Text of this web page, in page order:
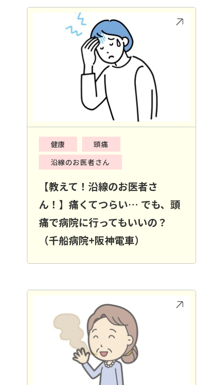
健康
頭痛
沿線のお医者さん
【教えて！沿線のお医者さ
ん！】痛くてつらい… でも、頭
痛で病院に行ってもいいの？
（千船病院+阪神電車）